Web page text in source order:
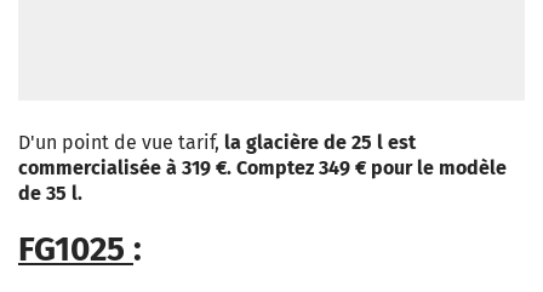
D'un point de vue tarif, la glacière de 25 l est
commercialisée à 319 €. Comptez 349 € pour le modèle
de 35 l.
FG1025 :